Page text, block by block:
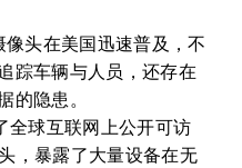
头在美国迅速普及，不
踪车辆与人员，还存在
的隐患。
全球互联网上公开可访
，暴露了大量设备在无